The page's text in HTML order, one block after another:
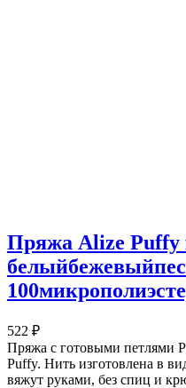
Пряжа Alize Puffy
522 ₽
Пряжа с готовыми петлями
Puffy. Нить изготовлена в
вяжут руками, без спиц и